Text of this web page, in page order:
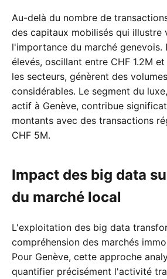
Au-delà du nombre de
des capitaux mobilisés qui illustre
l'importance du marché genevois.
élevés, oscillant entre CHF 1.2M
les secteurs, génèrent des
considérables. Le segment du
actif à Genève, contribue
montants avec des transactions
CHF 5M.
Impact des big data
du marché local
L'exploitation des big data
compréhension des marchés
Pour Genève, cette approche
quantifier précisément l'activité